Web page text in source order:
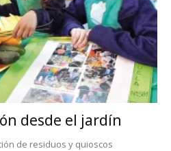
desde el jardín
de residuos y quioscos